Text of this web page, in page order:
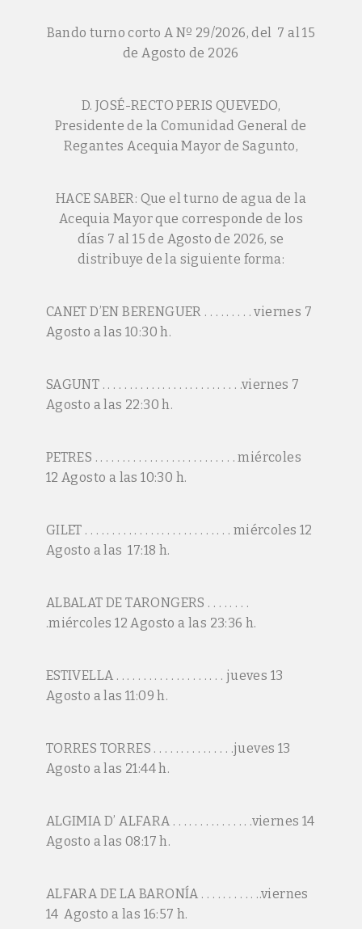
Bando turno corto A Nº 29/2026, del 7 al 15
de Agosto de 2026
D. JOSÉ-RECTO PERIS QUEVEDO,
Presidente de la Comunidad General de
Regantes Acequia Mayor de Sagunto,
HACE SABER: Que el turno de agua de la
Acequia Mayor que corresponde de los
días 7 al 15 de Agosto de 2026, se
distribuye de la siguiente forma:
CANET D’EN BERENGUER . . . . . . . . . viernes 7
Agosto a las 10:30 h.
SAGUNT . . . . . . . . . . . . . . . . . . . . . . . . . .viernes 7
Agosto a las 22:30 h.
PETRES . . . . . . . . . . . . . . . . . . . . . . . . . . miércoles
12 Agosto a las 10:30 h.
GILET . . . . . . . . . . . . . . . . . . . . . . . . . . . miércoles 12
Agosto a las 17:18 h.
ALBALAT DE TARONGERS . . . . . . . .
.miércoles 12 Agosto a las 23:36 h.
ESTIVELLA . . . . . . . . . . . . . . . . . . . . jueves 13
Agosto a las 11:09 h.
TORRES TORRES . . . . . . . . . . . . . . .jueves 13
Agosto a las 21:44 h.
ALGIMIA D’ ALFARA . . . . . . . . . . . . . . .viernes 14
Agosto a las 08:17 h.
ALFARA DE LA BARONÍA . . . . . . . . . . ..viernes
14 Agosto a las 16:57 h.